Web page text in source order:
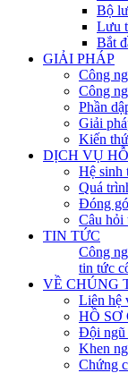
Bộ
Lưu
Bắt
GIẢI PHÁP
Công
Công
Phần
Giải
Kiến
DỊCH VỤ
Hệ sinh
Quá
Đóng
Câu hỏi
TIN TỨC
Công
tin tức
VỀ CHÚNG
Liên hệ
HỒ SƠ
Đội ngũ
Khen
Chứng